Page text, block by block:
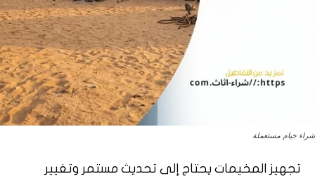
شراء خيام مستعملة
تجهيز المخيمات يحتاج إلى تحديث مستمر وتغيير